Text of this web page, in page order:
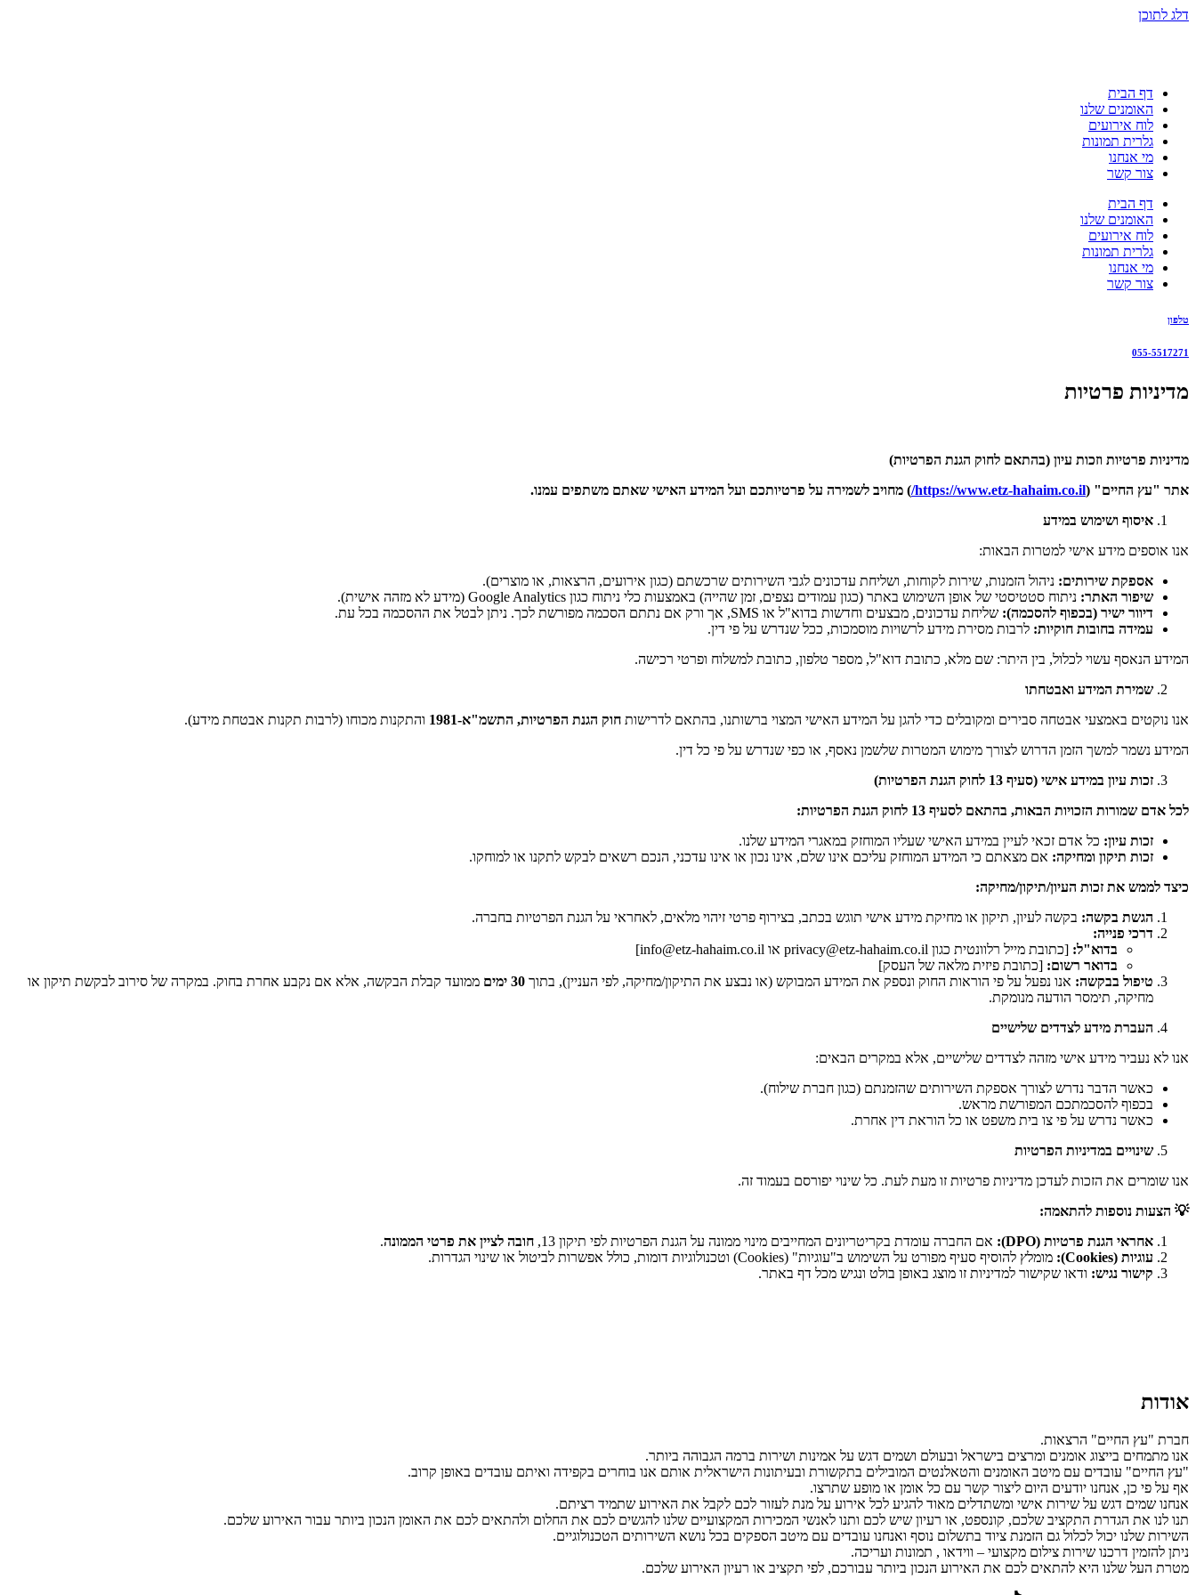
דלג לתוכן
דף הבית
האומנים שלנו
לוח אירועים
גלרית תמונות
מי אנחנו
צור קשר
דף הבית
האומנים שלנו
לוח אירועים
גלרית תמונות
מי אנחנו
צור קשר
טלפון
055-5517271
מדיניות פרטיות
מדיניות פרטיות וזכות עיון (בהתאם לחוק הגנת הפרטיות)
אתר "עץ החיים" (
https://www.etz-hahaim.co.il/
) מחויב לשמירה על פרטיותכם ועל המידע האישי שאתם משתפים עמנו.
איסוף ושימוש במידע
אנו אוספים מידע אישי למטרות הבאות:
אספקת שירותים: ניהול הזמנות, שירות לקוחות, ושליחת עדכונים לגבי השירותים שרכשתם (כגון אירועים, הרצאות, או מוצרים).
שיפור האתר: ניתוח סטטיסטי של אופן השימוש באתר (כגון עמודים נצפים, זמן שהייה) באמצעות כלי ניתוח כגון Google Analytics (מידע לא מזהה אישית).
דיוור ישיר (בכפוף להסכמה): שליחת עדכונים, מבצעים וחדשות בדוא"ל או SMS, אך ורק אם נתתם הסכמה מפורשת לכך. ניתן לבטל את ההסכמה בכל עת.
עמידה בחובות חוקיות: לרבות מסירת מידע לרשויות מוסמכות, ככל שנדרש על פי דין.
המידע הנאסף עשוי לכלול, בין היתר: שם מלא, כתובת דוא"ל, מספר טלפון, כתובת למשלוח ופרטי רכישה.
שמירת המידע ואבטחתו
אנו נוקטים באמצעי אבטחה סבירים ומקובלים כדי להגן על המידע האישי המצוי ברשותנו, בהתאם לדרישות חוק הגנת הפרטיות, התשמ"א-1981
והתקנות מכוחו (לרבות תקנות אבטחת מידע).
המידע נשמר למשך הזמן הדרוש לצורך מימוש המטרות שלשמן נאסף, או כפי שנדרש על פי כל דין.
זכות עיון במידע אישי (סעיף 13 לחוק הגנת הפרטיות)
לכל אדם שמורות הזכויות הבאות, בהתאם לסעיף 13 לחוק הגנת הפרטיות
:
זכות עיון: כל אדם זכאי לעיין במידע האישי שעליו המוחזק במאגרי המידע שלנו.
זכות תיקון ומחיקה: אם מצאתם כי המידע המוחזק עליכם אינו שלם, אינו נכון או אינו עדכני, הנכם רשאים לבקש לתקנו או למוחקו.
כיצד לממש את זכות העיון/תיקון/מחיקה:
הגשת בקשה: בקשה לעיון, תיקון או מחיקת מידע אישי תוגש בכתב, בצירוף פרטי זיהוי מלאים, לאחראי על הגנת הפרטיות בחברה.
דרכי פנייה:
בדוא"ל: [כתובת מייל רלוונטית כגון privacy@etz-hahaim.co.il או info@etz-hahaim.co.il]
בדואר רשום: [כתובת פיזית מלאה של העסק]
טיפול בבקשה: אנו נפעל על פי הוראות החוק ונספק את המידע המבוקש (או נבצע את התיקון/מחיקה, לפי העניין), בתוך 30 ימים ממועד קבלת הבקשה, אלא אם נקבע אחרת בחוק. במקרה של סירוב לבקשת תיקון או
מחיקה, תימסר הודעה מנומקת.
העברת מידע לצדדים שלישיים
אנו לא נעביר מידע אישי מזהה לצדדים שלישיים, אלא במקרים הבאים:
כאשר הדבר נדרש לצורך אספקת השירותים שהזמנתם (כגון חברת שילוח).
בכפוף להסכמתכם המפורשת מראש.
כאשר נדרש על פי צו בית משפט או כל הוראת דין אחרת.
שינויים במדיניות הפרטיות
אנו שומרים את הזכות לעדכן מדיניות פרטיות זו מעת לעת. כל שינוי יפורסם בעמוד זה.
💡 הצעות נוספות להתאמה:
אחראי הגנת פרטיות (DPO): אם החברה עומדת בקריטריונים המחייבים מינוי ממונה על הגנת הפרטיות לפי תיקון 13, חובה לציין את פרטי הממונה.
עוגיות (Cookies):
מומלץ להוסיף סעיף מפורט על השימוש ב"עוגיות" (Cookies) וטכנולוגיות דומות, כולל אפשרות לביטול או שינוי הגדרות.
קישור נגיש: ודאו שקישור למדיניות זו מוצג באופן בולט ונגיש מכל דף באתר.
אודות
חברת "עץ החיים" הרצאות.
אנו מתמחים בייצוג אומנים ומרצים בישראל ובעולם ושמים דגש על אמינות ושירות ברמה הגבוהה ביותר.
"עץ החיים" עובדים עם מיטב האומנים והטאלנטים המובילים בתקשורת ובעיתונות הישראלית אותם אנו בוחרים בקפידה ואיתם עובדים באופן קרוב.
אף על פי כן, אנחנו יודעים היום ליצור קשר עם כל אומן או מופע שתרצו.
אנחנו שמים דגש על שירות אישי ומשתדלים מאוד להגיע לכל אירוע על מנת לעזור לכם לקבל את האירוע שתמיד רציתם.
תנו לנו את הגדרת התקציב שלכם, קונספט, או רעיון שיש לכם ותנו לאנשי המכירות המקצועיים שלנו להגשים לכם את החלום ולהתאים לכם את האומן הנכון ביותר עבור האירוע שלכם.
השירות שלנו יכול לכלול גם הזמנת ציוד בתשלום נוסף ואנחנו עובדים עם מיטב הספקים בכל נושא השירותים הטכנולוגיים.
ניתן להזמין דרכנו שירות צילום מקצועי – ווידאו , תמונות ועריכה.
מטרת העל שלנו היא להתאים לכם את האירוע הנכון ביותר עבורכם, לפי תקציב או רעיון האירוע שלכם.